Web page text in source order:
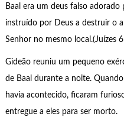
Baal era um deus falso adorado
instruído por Deus a destruir o
Senhor no mesmo local.(Juízes
Gideão reuniu um pequeno
de Baal durante a noite.
havia acontecido, ficaram
entregue a eles para ser morto.